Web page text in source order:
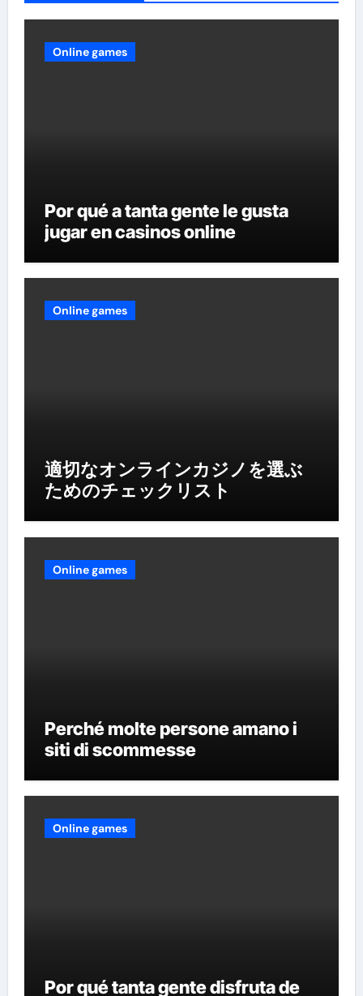
Online games
Por qué a tanta gente le gusta
jugar en casinos online
Online games
適切なオンラインカジノを選ぶ
ためのチェックリスト
Online games
Perché molte persone amano i
siti di scommesse
Online games
Por qué tanta gente disfruta de